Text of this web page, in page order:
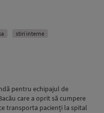
stiri interne
pentru echipajul de
care a oprit să cumpere
transporta pacienți la spital